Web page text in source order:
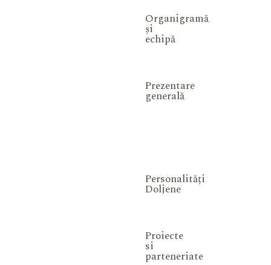
Organigramă
și
echipă
Prezentare
generală
Personalități
Doljene
Proiecte
si
parteneriate